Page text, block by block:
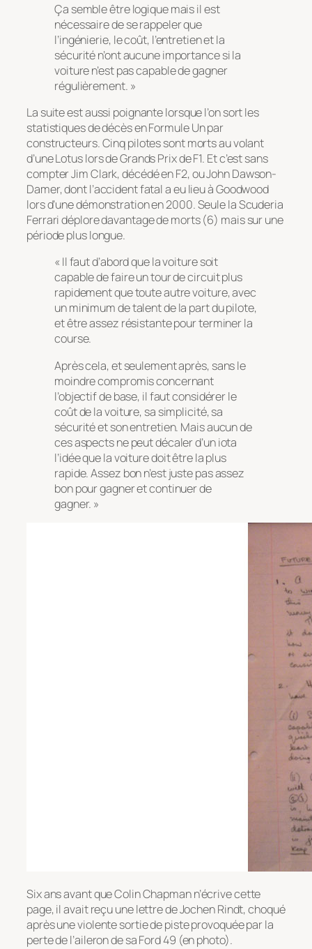
Ça semble être logique mais il est
nécessaire de se rappeler que
l’ingénierie, le coût, l’entretien et la
sécurité n’ont aucune importance si la
voiture n’est pas capable de gagner
régulièrement. »
La suite est aussi poignante lorsque l’on sort les
statistiques de décès en Formule Un par
constructeurs. Cinq pilotes sont morts au volant
d’une Lotus lors de Grands Prix de F1. Et c’est sans
compter Jim Clark, décédé en F2, ou John Dawson-
Damer, dont l’accident fatal a eu lieu à Goodwood
lors d’une démonstration en 2000. Seule la Scuderia
Ferrari déplore davantage de morts (6) mais sur une
période plus longue.
« Il faut d’abord que la voiture soit
capable de faire un tour de circuit plus
rapidement que toute autre voiture, avec
un minimum de talent de la part du pilote,
et être assez résistante pour terminer la
course.
Après cela, et seulement après, sans le
moindre compromis concernant
l’objectif de base, il faut considérer le
coût de la voiture, sa simplicité, sa
sécurité et son entretien. Mais aucun de
ces aspects ne peut décaler d’un iota
l’idée que la voiture doit être la plus
rapide. Assez bon n’est juste pas assez
bon pour gagner et continuer de
gagner. »
Six ans avant que Colin Chapman n’écrive cette
page, il avait reçu une lettre de Jochen Rindt, choqué
après une violente sortie de piste provoquée par la
perte de l’aileron de sa Ford 49 (en photo).